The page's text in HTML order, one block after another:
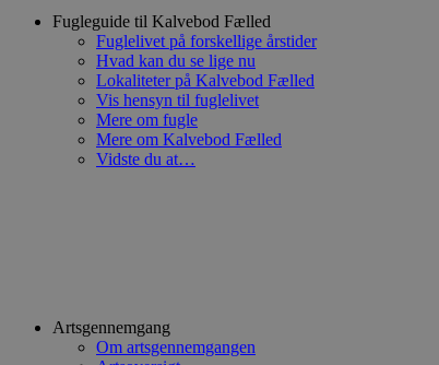
Fugleguide til Kalvebod Fælled
Fuglelivet på forskellige årstider
Hvad kan du se lige nu
Lokaliteter på Kalvebod Fælled
Vis hensyn til fuglelivet
Mere om fugle
Mere om Kalvebod Fælled
Vidste du at…
Artsgennemgang
Om artsgennemgangen